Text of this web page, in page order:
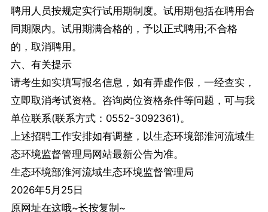
聘用人员按规定实行试用期制度。试用期包括在聘用合
同期限内。试用期满合格的，予以正式聘用;不合格
的，取消聘用。
六、有关提示
请考生如实填写报名信息，如有弄虚作假，一经查实，
立即取消考试资格。咨询岗位资格条件等问题，可与我
单位联系(联系方式：0552-3092361)。
上述招聘工作安排如有调整，以生态环境部淮河流域生
态环境监督管理局网站最新公告为准。
生态环境部淮河流域生态环境监督管理局
2026年5月25日
原网址在这哦~长按复制~